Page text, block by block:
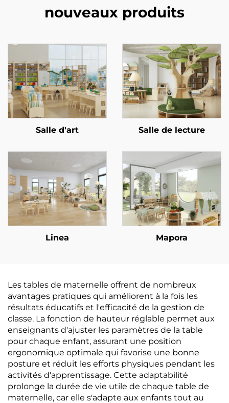
nouveaux produits
Salle d'art Salle de lecture
Linea Mapora
Les tables de maternelle offrent de nombreux
avantages pratiques qui améliorent à la fois les
résultats éducatifs et l'efficacité de la gestion de
classe. La fonction de hauteur réglable permet aux
enseignants d'ajuster les paramètres de la table
pour chaque enfant, assurant une position
ergonomique optimale qui favorise une bonne
posture et réduit les efforts physiques pendant les
activités d'apprentissage. Cette adaptabilité
prolonge la durée de vie utile de chaque table de
maternelle, car elle s'adapte aux enfants tout au